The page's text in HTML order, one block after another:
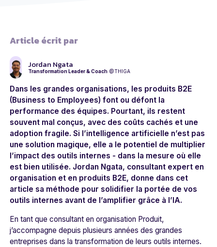
Article écrit par
Jordan Ngata
Transformation Leader & Coach @THIGA
Dans les grandes organisations, les produits B2E
(Business to Employees) font ou défont la
performance des équipes. Pourtant, ils restent
souvent mal conçus, avec des coûts cachés et une
adoption fragile. Si l’intelligence artificielle n’est pas
une solution magique, elle a le potentiel de multiplier
l’impact des outils internes - dans la mesure où elle
est bien utilisée. Jordan Ngata, consultant expert en
organisation et en produits B2E, donne dans cet
article sa méthode pour solidifier la portée de vos
outils internes avant de l’amplifier grâce à l’IA.
En tant que consultant en organisation Produit,
j’accompagne depuis plusieurs années des grandes
entreprises dans la transformation de leurs outils internes.